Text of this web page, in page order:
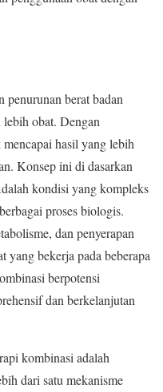
penurunan berat badan
lebih obat. Dengan
hasil yang lebih
Konsep ini di dasarkan
kondisi yang kompleks
proses biologis.
dan penyerapan
yang bekerja pada beberapa
berpotensi
dan berkelanjutan
kombinasi adalah
dari satu mekanisme